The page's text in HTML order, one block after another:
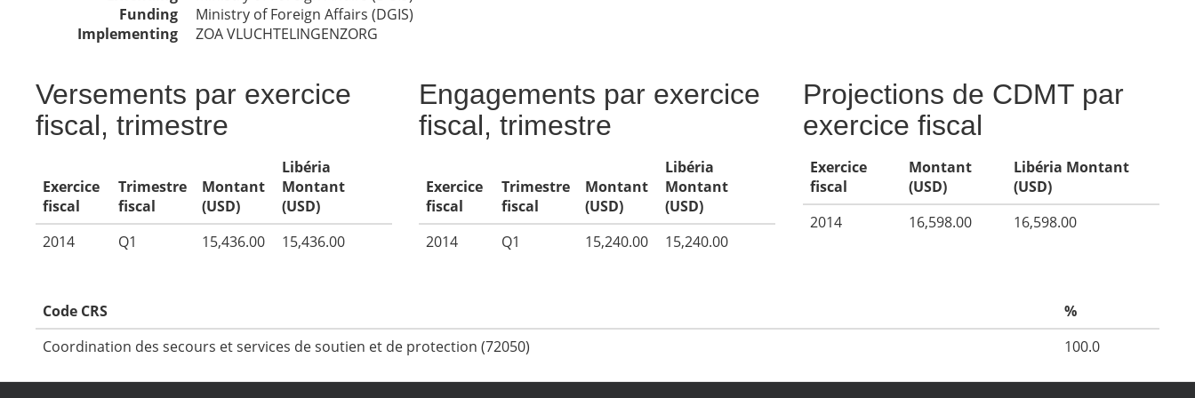
Funding
Ministry of Foreign Affairs (DGIS)
Implementing
ZOA VLUCHTELINGENZORG
Versements par exercice
fiscal, trimestre
Exercice
fiscal
Trimestre
fiscal
Montant
(USD)
Libéria
Montant
(USD)
2014
Q1 15,436.00 15,436.00
Engagements par exercice
fiscal, trimestre
Exercice
fiscal
Trimestre
fiscal
Montant
(USD)
Libéria
Montant
(USD)
2014
Q1 15,240.00 15,240.00
Projections de CDMT par
exercice fiscal
Exercice
fiscal
Montant
(USD)
Libéria Montant
(USD)
2014
16,598.00 16,598.00
Code CRS
%
Coordination des secours et services de soutien et de protection (72050)
100.0